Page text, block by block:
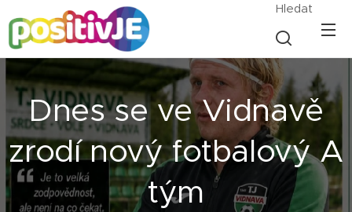
Hledat
Dnes se ve Vidnavě
zrodí nový fotbalový A
tým